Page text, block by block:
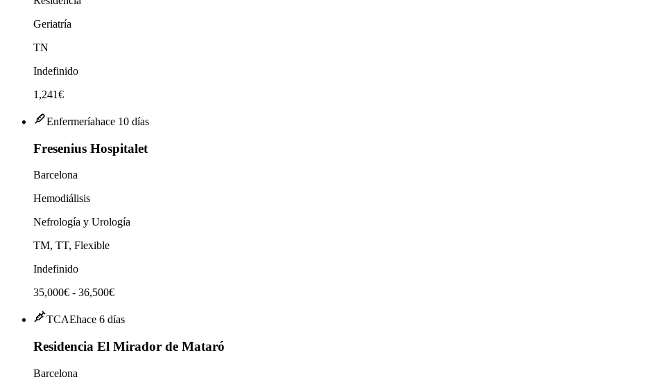
Geriatría
TN
Indefinido
1,241€
Enfermeríahace 10 días
Fresenius Hospitalet
Barcelona
Hemodiálisis
Nefrología y Urología
TM, TT, Flexible
Indefinido
35,000€ - 36,500€
TCAEhace 6 días
Residencia El Mirador de Mataró
Barcelona